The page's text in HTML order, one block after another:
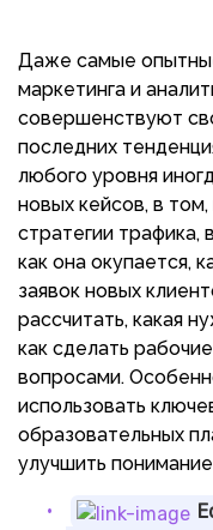
Даже самые
маркетинга и
совершенствуют
последних
любого уровня
новых кейсов, в
стратегии трафика,
как она окупается,
заявок новых
рассчитать, какая
как сделать
вопросами.
использовать
образовательных
улучшить